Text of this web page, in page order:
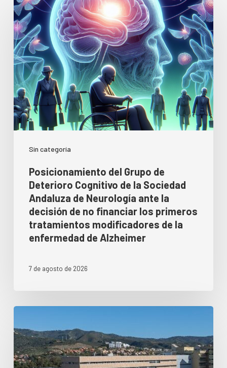
Sin categoría
Posicionamiento del Grupo de
Deterioro Cognitivo de la Sociedad
Andaluza de Neurología ante la
decisión de no financiar los primeros
tratamientos modificadores de la
enfermedad de Alzheimer
7 de agosto de 2026